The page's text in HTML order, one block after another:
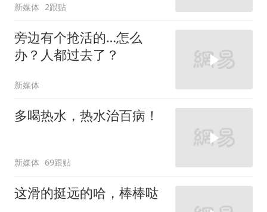
新媒体 2跟贴
旁边有个抢活的…怎么
办？人都过去了？
新媒体
多喝热水，热水治百病！
新媒体 69跟贴
这滑的挺远的哈，棒棒哒